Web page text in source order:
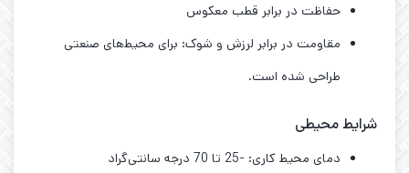
حفاظت در برابر قطب معکوس
مقاومت در برابر لرزش و شوک: برای محیط‌های صنعتی
طراحی شده است.
شرایط محیطی
دمای محیط کاری: -25 تا 70 درجه سانتی‌گراد